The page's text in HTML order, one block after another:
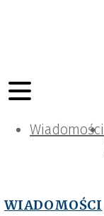
Wiadomości
WIADOMOŚCI